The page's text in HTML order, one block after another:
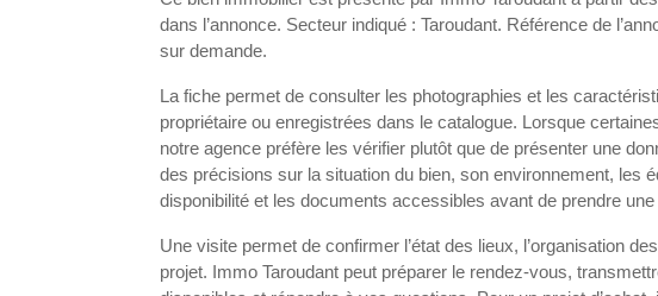
dans l’annonce. Secteur indiqué : Taroudant. Référence de
sur demande.
La fiche permet de consulter les photographies et les
propriétaire ou enregistrées dans le catalogue. Lorsque
notre agence préfère les vérifier plutôt que de présenter une
des précisions sur la situation du bien, son environnement, les
disponibilité et les documents accessibles avant de prendre
Une visite permet de confirmer l’état des lieux, l’organisation
projet. Immo Taroudant peut préparer le rendez-vous,